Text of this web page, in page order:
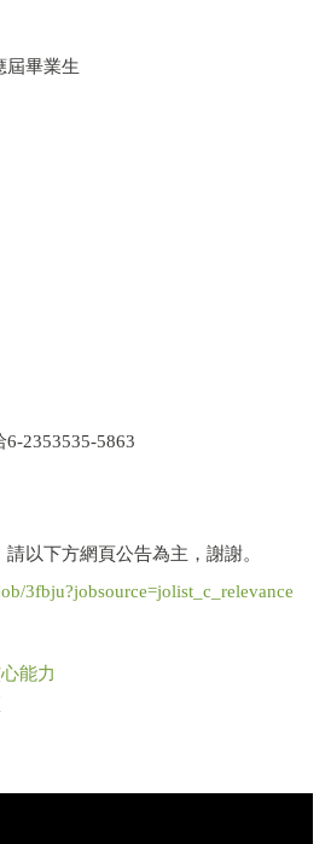
屆畢業生
6-2353535-5863
以下方網頁公告為主，謝謝。
3fbju?jobsource=jolist_c_relevance
能力